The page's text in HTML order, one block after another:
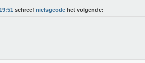
schreef nielsgeode het volgende: